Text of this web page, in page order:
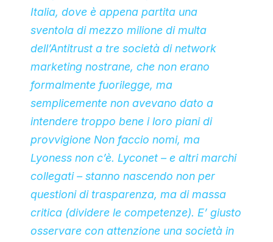
Italia, dove è appena partita una
sventola di mezzo milione di multa
dell’Antitrust a tre società di network
marketing nostrane, che non erano
formalmente fuorilegge, ma
semplicemente non avevano dato a
intendere troppo bene i loro piani di
provvigione Non faccio nomi, ma
Lyoness non c’è. Lyconet – e altri marchi
collegati – stanno nascendo non per
questioni di trasparenza, ma di massa
critica (dividere le competenze). E’ giusto
osservare con attenzione una società in